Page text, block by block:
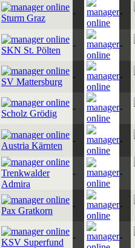
Sturm Graz
- -
SKN St. Pölten
- -
SV Mattersburg
- -
Scholz Grödig
- -
Austria Kärnten
- -
Trenkwalder
Admira
- -
Pax Gratkorn
- -
KSV Superfund
- -